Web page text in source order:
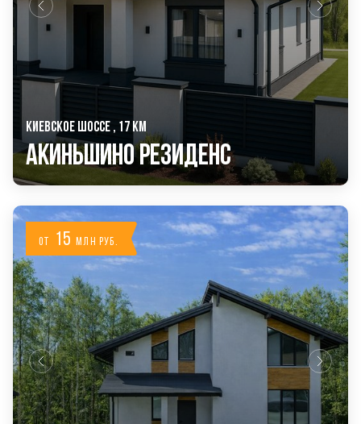
КИЕВСКОЕ ШОССЕ , 17 КМ
Акиньшино Резиденс
от 15млн руб.